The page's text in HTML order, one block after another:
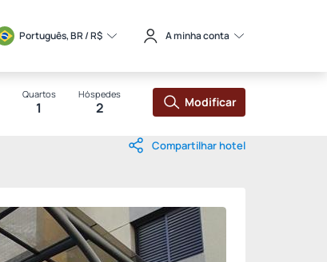
Português, BR / R$ A minha conta
Quartos
1
Hóspedes
2 Modificar
Compartilhar hotel